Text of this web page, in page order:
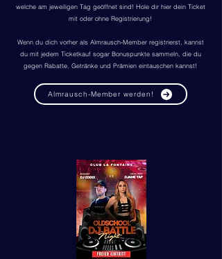
welche am jeweiligen Tag geöffnet sind! Hole dir hier dein Ticket
mit oder ohne Registrierung!
Wenn du dich vorher als Almrausch-Member registrierst, kannst
du mit jedem Ticketkauf sogar Bonuspunkte sammeln, die du
gegen Rabatte, Getränke und Prämien eintauschen kannst!
Almrausch-Member werden!